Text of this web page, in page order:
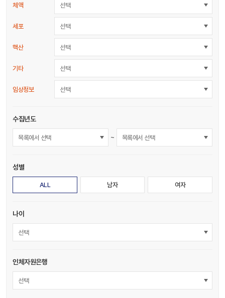
체액 선택
세포 선택
핵산 선택
기타 선택
임상정보 선택
수집년도
~
성별
ALL 남자 여자
나이
선택
인체자원은행
선택